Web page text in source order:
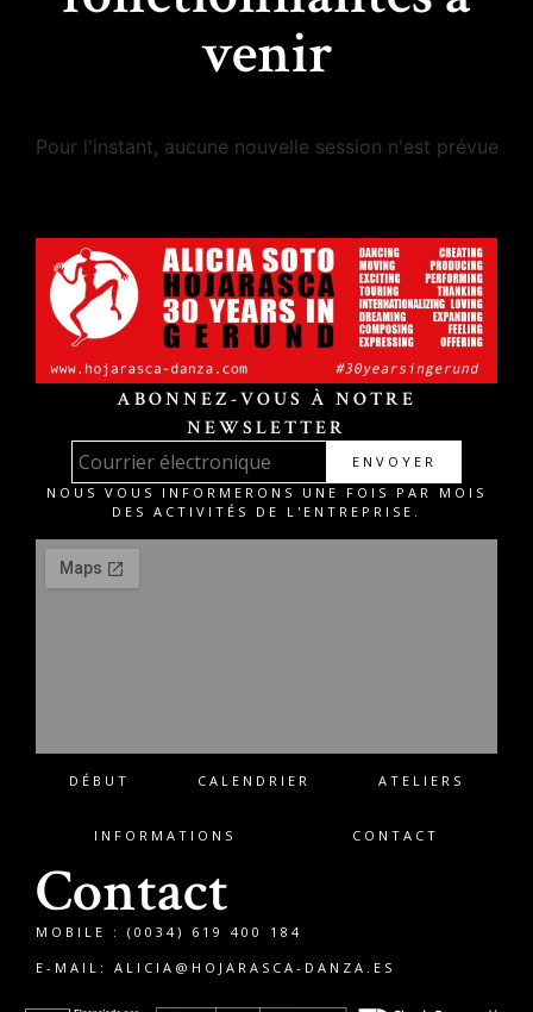
venir
Pour l'instant, aucune nouvelle session n'est prévue
ABONNEZ-VOUS À NOTRE
NEWSLETTER
ENVOYER
NOUS VOUS INFORMERONS UNE FOIS PAR MOIS
DES ACTIVITÉS DE L'ENTREPRISE.
DÉBUT CALENDRIER ATELIERS
INFORMATIONS CONTACT
Contact
MOBILE : (0034) 619 400 184
E-MAIL: ALICIA@HOJARASCA-DANZA.ES